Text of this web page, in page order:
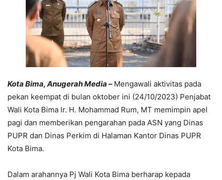
Kota Bima, Anugerah Media – Mengawali aktivitas pada
pekan keempat di bulan oktober ini (24/10/2023) Penjabat
Wali Kota Bima Ir. H. Mohammad Rum, MT memimpin apel
pagi dan memberikan pengarahan pada ASN yang Dinas
PUPR dan Dinas Perkim di Halaman Kantor Dinas PUPR
Kota Bima.
Dalam arahannya Pj Wali Kota Bima berharap kepada